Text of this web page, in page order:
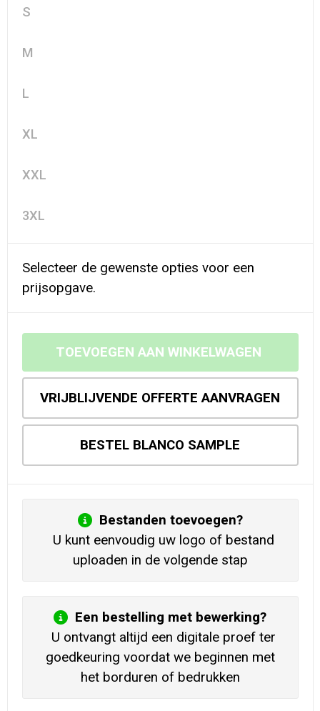
S
M
L
XL
XXL
3XL
Selecteer de gewenste opties voor een
prijsopgave.
TOEVOEGEN AAN WINKELWAGEN
VRIJBLIJVENDE OFFERTE AANVRAGEN
BESTEL BLANCO SAMPLE
Bestanden toevoegen?
U kunt eenvoudig uw logo of bestand
uploaden in de volgende stap
Een bestelling met bewerking?
U ontvangt altijd een digitale proef ter
goedkeuring voordat we beginnen met
het borduren of bedrukken